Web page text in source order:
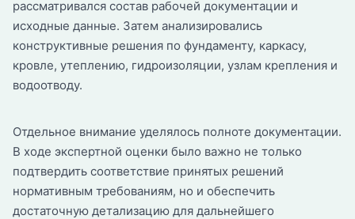
рассматривался состав рабочей документации и
исходные данные. Затем анализировались
конструктивные решения по фундаменту, каркасу,
кровле, утеплению, гидроизоляции, узлам крепления и
водоотводу.
Отдельное внимание уделялось полноте документации.
В ходе экспертной оценки было важно не только
подтвердить соответствие принятых решений
нормативным требованиям, но и обеспечить
достаточную детализацию для дальнейшего